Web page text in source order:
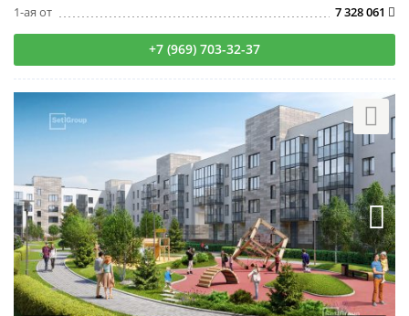
1-ая от
7 328 061
+7 (969) 703-32-37